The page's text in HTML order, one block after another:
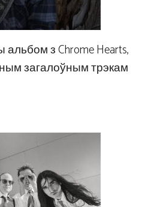
з Chrome Hearts,
загалоўным трэкам